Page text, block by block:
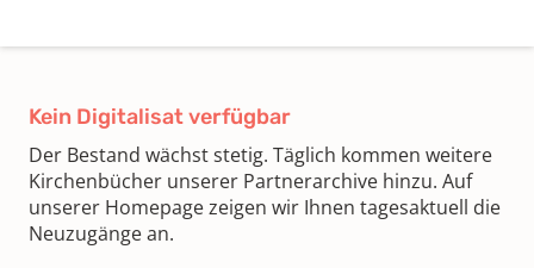
Kein Digitalisat verfügbar
Der Bestand wächst stetig. Täglich kommen weitere
Kirchenbücher unserer Partnerarchive hinzu. Auf
unserer Homepage zeigen wir Ihnen tagesaktuell die
Neuzugänge an.